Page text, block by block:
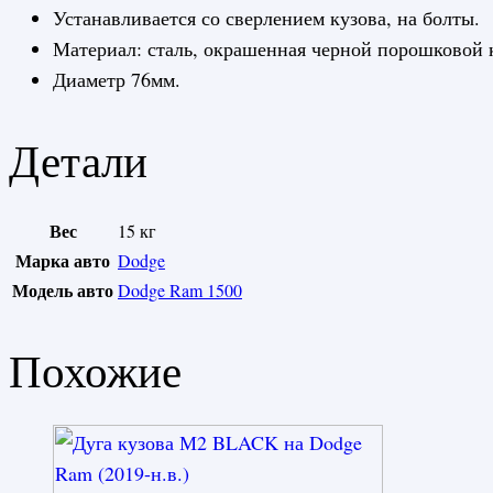
Устанавливается со сверлением кузова, на болты.
Материал: сталь, окрашенная черной порошковой
Диаметр 76мм.
Детали
Вес 15 кг
Марка авто Dodge
Модель автоDodge Ram 1500
Похожие